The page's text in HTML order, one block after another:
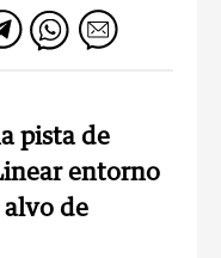
pista de
entorno
alvo de